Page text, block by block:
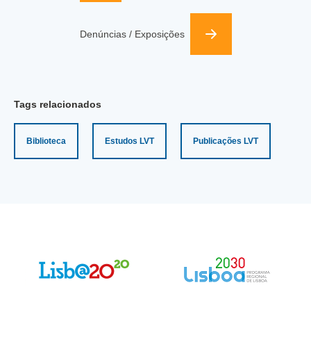
Denúncias / Exposições
Tags relacionados
Biblioteca Estudos LVT Publicações LVT